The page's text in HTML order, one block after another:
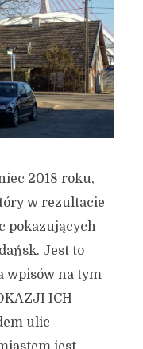
2018 roku,
w rezultacie
pokazujących
Jest to
wpisów na tym
ICH
ulic